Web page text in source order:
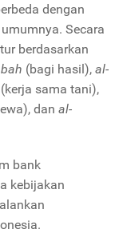
dengan
Secara
berdasarkan
(bagi hasil), al-
(kerja sama tani),
dan al-
bank
kebijakan